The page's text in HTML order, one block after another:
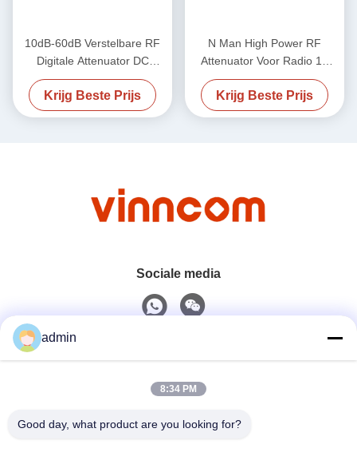
10dB-60dB Verstelbare RF
Digitale Attenuator DC
18GHz 600W N Vrouwelijk N
Vrouwelijk
Krijg Beste Prijs
N Man High Power RF
Attenuator Voor Radio 18
GHz 500w
Krijg Beste Prijs
Sociale media
0086-551-65396351
admin
8:34 PM
Good day, what product are you looking for?